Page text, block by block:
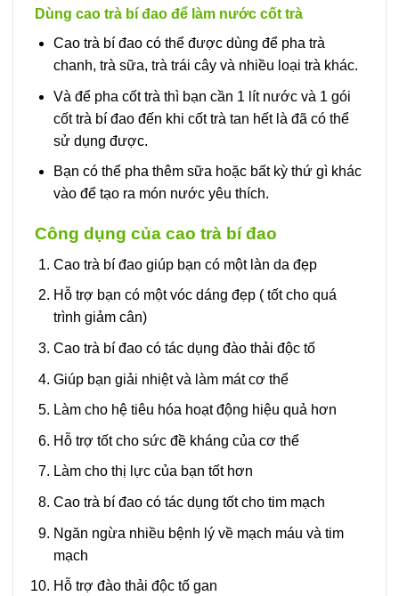
Dùng cao trà bí đao để làm nước cốt trà
Cao trà bí đao có thể được dùng để pha trà
chanh, trà sữa, trà trái cây và nhiều loại trà khác.
Và để pha cốt trà thì bạn cần 1 lít nước và 1 gói
cốt trà bí đao đến khi cốt trà tan hết là đã có thể
sử dụng được.
Bạn có thể pha thêm sữa hoặc bất kỳ thứ gì khác
vào để tạo ra món nước yêu thích.
Công dụng của cao trà bí đao
Cao trà bí đao giúp bạn có một làn da đẹp
Hỗ trợ bạn có một vóc dáng đẹp ( tốt cho quá
trình giảm cân)
Cao trà bí đao có tác dụng đào thải độc tố
Giúp bạn giải nhiệt và làm mát cơ thể
Làm cho hệ tiêu hóa hoạt động hiệu quả hơn
Hỗ trợ tốt cho sức đề kháng của cơ thể
Làm cho thị lực của bạn tốt hơn
Cao trà bí đao có tác dụng tốt cho tim mạch
Ngăn ngừa nhiều bệnh lý về mạch máu và tim
mạch
Hỗ trợ đào thải độc tố gan